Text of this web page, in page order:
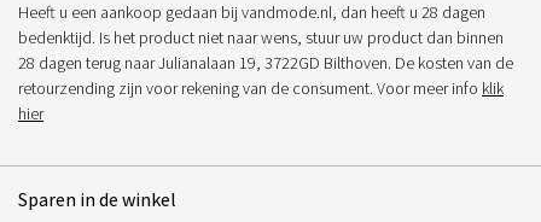
Heeft u een aankoop gedaan bij vandmode.nl, dan heeft u 28 dagen
bedenktijd. Is het product niet naar wens, stuur uw product dan binnen
28 dagen terug naar Julianalaan 19, 3722GD Bilthoven. De kosten van de
retourzending zijn voor rekening van de consument. Voor meer info klik
hier
Sparen in de winkel